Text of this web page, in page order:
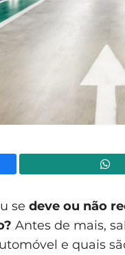
se deve ou não
Antes de mais,
e quais